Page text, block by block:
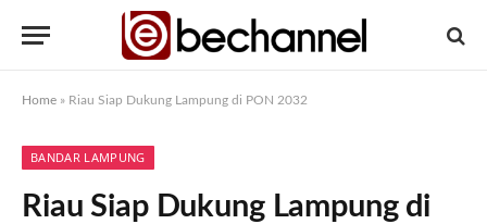
Home » Riau Siap Dukung Lampung di PON 2032
BANDAR LAMPUNG
Riau Siap Dukung Lampung di